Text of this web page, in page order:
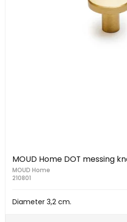
MOUD Home DOT messing
MOUD Home
210801
Diameter 3,2 cm.